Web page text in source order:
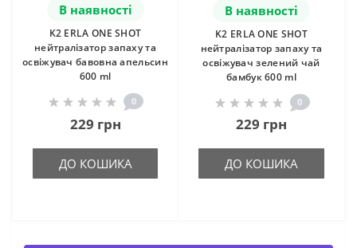
В наявності
K2 ERLA ONE SHOT
нейтралізатор запаху та
освіжувач бавовна апельсин
600 ml
0
229 грн
ДО КОШИКА
В наявності
K2 ERLA ONE SHOT
нейтралізатор запаху та
освіжувач зелений чай
бамбук 600 ml
0
229 грн
ДО КОШИКА